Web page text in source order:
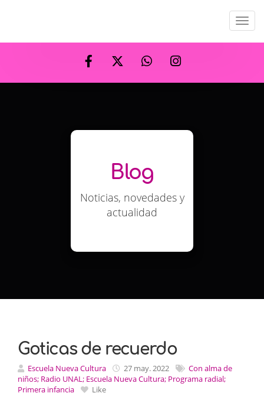
Menu
Blog
Noticias, novedades y
actualidad
Goticas de recuerdo
Escuela Nueva Cultura 27 may. 2022
Con alma de
niños; Radio UNAL; Escuela Nueva Cultura; Programa radial;
Primera infancia
Like